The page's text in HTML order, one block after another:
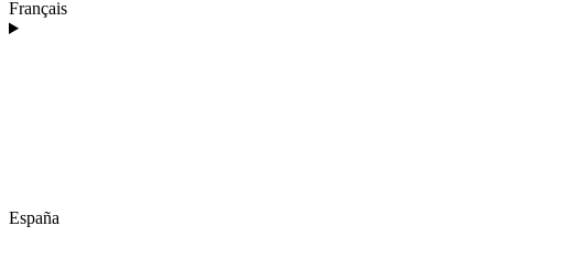
Français
España